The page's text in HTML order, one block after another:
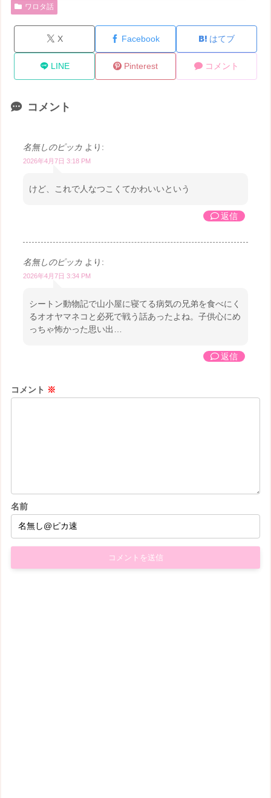
ワロタ話
X Facebook はてブ
LINE Pinterest コメント
コメント
名無しのピッカ より:
2026年4月7日 3:18 PM
けど、これで人なつこくてかわいいという
返信
名無しのピッカ より:
2026年4月7日 3:34 PM
シートン動物記で山小屋に寝てる病気の兄弟を食べにく
るオオヤマネコと必死で戦う話あったよね。子供心にめ
っちゃ怖かった思い出…
返信
コメント ※
名前